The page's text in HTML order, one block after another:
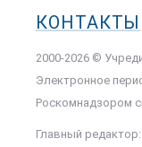
КОНТАКТЫ
2000-2026 ©
Электронное
Роскомнадзором
Главный